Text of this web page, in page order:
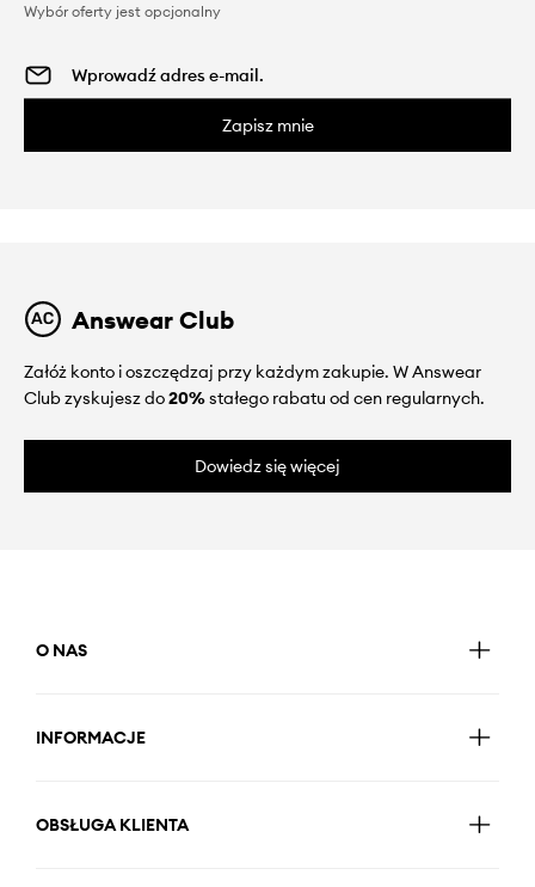
Wybór oferty jest opcjonalny
Zapisz mnie
Answear Club
Załóż konto i oszczędzaj przy każdym zakupie. W Answear
Club zyskujesz do20%stałego rabatu od cen regularnych.
Dowiedz się więcej
O NAS
INFORMACJE
OBSŁUGA KLIENTA